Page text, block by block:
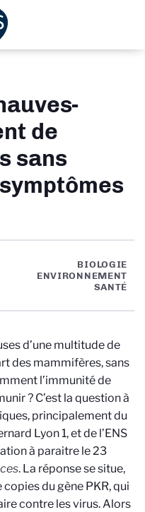
de
sans
BIOLOGIE
ENVIRONNEMENT
SANTÉ
d’une multitude de
des mammifères, sans
l’immunité de
? C’est la question à
principalement du
Lyon 1, et de l’ENS
à paraitre le 23
. La réponse se situe,
du gène PKR, qui
contre les virus. Alors